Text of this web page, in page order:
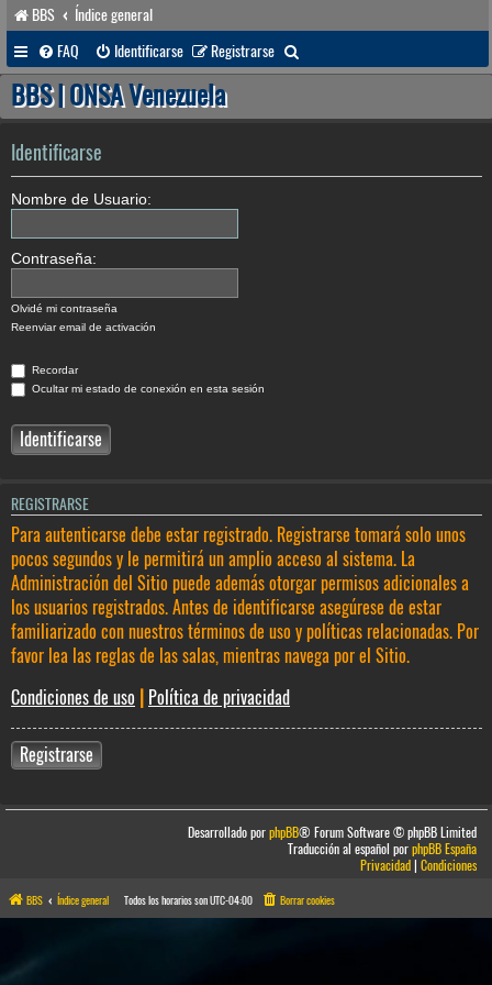
BBS
Índice general
FAQ
Identificarse Registrarse
u
a
BBS | ONSA Venezuela
Identificarse
Nombre de Usuario:
Contraseña:
Olvidé mi contraseña
Reenviar email de activación
Recordar
Ocultar mi estado de conexión en esta sesión
REGISTRARSE
Para autenticarse debe estar registrado. Registrarse tomará solo unos
pocos segundos y le permitirá un amplio acceso al sistema. La
Administración del Sitio puede además otorgar permisos adicionales a
los usuarios registrados. Antes de identificarse asegúrese de estar
familiarizado con nuestros términos de uso y políticas relacionadas. Por
favor lea las reglas de las salas, mientras navega por el Sitio.
Condiciones de uso
Política de privacidad
Registrarse
Desarrollado porphpBB® Forum Software © phpBB Limited
Traducción al español porphpBB España
Privacidad|Condiciones
BBS Índice general Todos los horarios sonUTC-04:00 Borrar cookies